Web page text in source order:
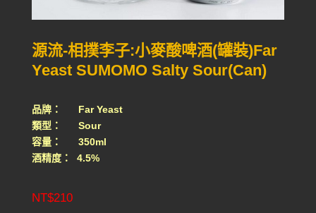
源流-相撲李子:小麥酸啤酒(罐裝)Far
Yeast SUMOMO Salty Sour(Can)
品牌： Far Yeast
類型： Sour
容量： 350ml
酒精度： 4.5%
NT$210